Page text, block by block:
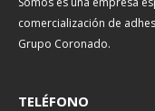
comercialización de
Grupo Coronado.
TELÉFONO